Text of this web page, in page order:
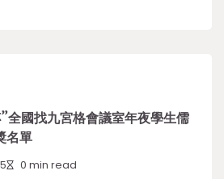
全國找九宮格會議室年夜學生儒
名單
0 min read